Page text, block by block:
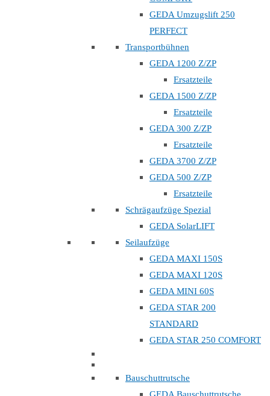
GEDA Umzugslift 250
PERFECT
Transportbühnen
GEDA 1200 Z/ZP
Ersatzteile
GEDA 1500 Z/ZP
Ersatzteile
GEDA 300 Z/ZP
Ersatzteile
GEDA 3700 Z/ZP
GEDA 500 Z/ZP
Ersatzteile
Schrägaufzüge Spezial
GEDA SolarLIFT
Seilaufzüge
GEDA MAXI 150S
GEDA MAXI 120S
GEDA MINI 60S
GEDA STAR 200
STANDARD
GEDA STAR 250 COMFORT
Bauschuttrutsche